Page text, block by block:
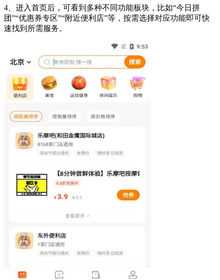
4、进入首页后，可看到多种不同功能板块，比如“今日拼
团”“优惠券专区”“附近便利店”等，按需选择对应功能即可快
速找到所需服务。